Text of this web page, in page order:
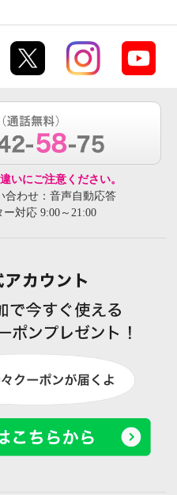
いにご注意ください。
合わせ：音声自動応答
対応 9:00～21:00